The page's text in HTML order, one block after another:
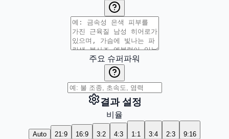
주요 슈퍼파워
결과 설정
비율
Auto 21:9 16:9 3:2 4:3 1:1 3:4 2:3 9:16